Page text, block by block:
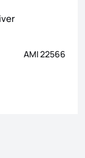
AMI 22566